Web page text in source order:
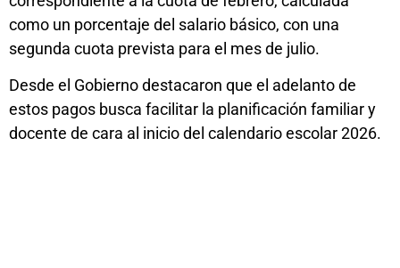
como un porcentaje del salario básico, con una
segunda cuota prevista para el mes de julio.
Desde el Gobierno destacaron que el adelanto de
estos pagos busca facilitar la planificación familiar y
docente de cara al inicio del calendario escolar 2026.